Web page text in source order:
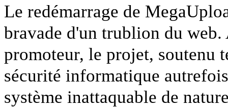
Le redémarrage de
bravade d'un trublion du web.
promoteur, le projet, soutenu
sécurité informatique
système inattaquable de